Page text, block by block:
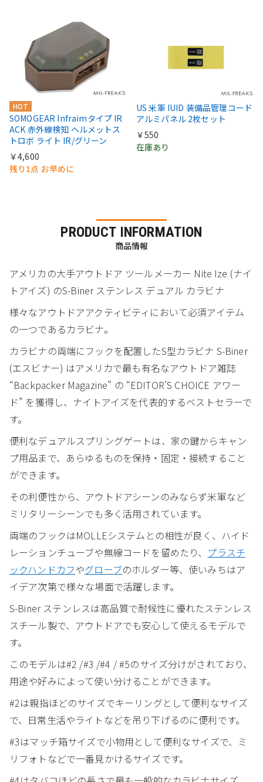
HOT
SOMOGEAR Infraimタイプ IR
ACK 赤外線検知 ヘルメットス
トロボ ライト IR/グリーン
￥4,600
残り1点 お早めに
US 米軍 IUID 装備品管理コード
アルミパネル 2枚セット
￥550
在庫あり
PRODUCT INFORMATION
商品情報
アメリカの大手アウトドア ツールメーカー Nite Ize (ナイ
トアイズ) のS-Biner ステンレス デュアル カラビナ
様々なアウトドアアクティビティにおいて必須アイテム
の一つであるカラビナ。
カラビナの両端にフックを配置したS型カラビナ S-Biner
(エスビナー) はアメリカで最も有名なアウトドア雑誌
“Backpacker Magazine” の “EDITOR’S CHOICE アワー
ド” を獲得し、ナイトアイズを代表的するベストセラーで
す。
便利なデュアルスプリングゲートは、家の鍵からキャン
プ用品まで、あらゆるものを保持・固定・接続すること
ができます。
その利便性から、アウトドアシーンのみならず米軍など
ミリタリーシーンでも多く活用されています。
両端のフックはMOLLEシステムとの相性が良く、ハイド
レーションチューブや無線コードを留めたり、 プラスチ
ックハンドカフやグローブのホルダー等、使いみちはア
イデア次第で様々な場面で活躍します。
S-Biner ステンレスは高品質で耐候性に優れたステンレス
スチール製で、アウトドアでも安心して使えるモデルで
す。
このモデルは#2 /#3 /#4 / #5のサイズ分けがされており、
用途や好みによって使い分けることができます。
#2は親指ほどのサイズでキーリングとして便利なサイズ
で、日常生活やライトなどを吊り下げるのに便利です。
#3はマッチ箱サイズで小物用として便利なサイズで、ミ
リフォトなどで一番見かけるサイズです。